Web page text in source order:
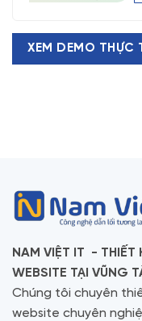
XEM DEMO THỰC
NAM VIỆT IT - THIẾT
WEBSITE TẠI VŨNG
Chúng tôi chuyên
website chuyên